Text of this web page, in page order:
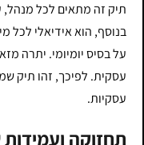
תיק זה מתאים לכל מנהל,
בנוסף, הוא אידיאלי לכל
על בסיס יומיומי. יתרה
עסקית. לפיכך, זהו תיק
עסקיות.
תחזוקה